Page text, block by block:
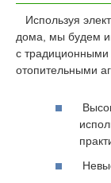
Используя
дома, мы будем
с традиционными
отопительными